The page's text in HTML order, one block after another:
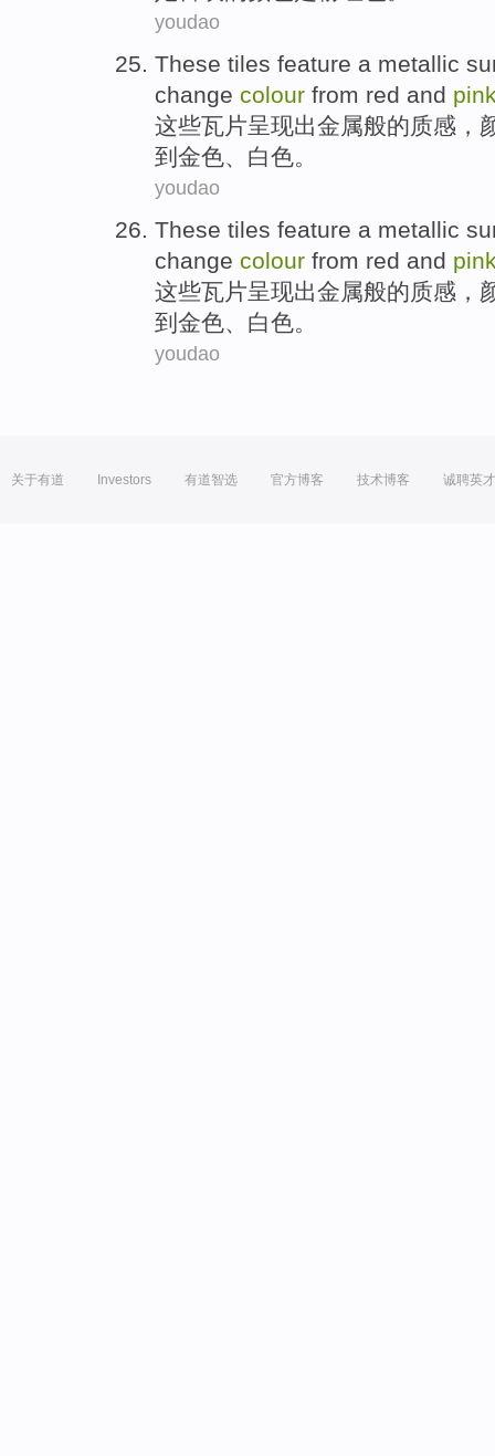
youdao
These tiles feature a metallic
change colour from red and
这些瓦片呈现出金属般的质感 ，
到 金色、 白色。
youdao
These tiles feature a metallic
change colour from red and
这些瓦片呈现出金属般的质感 ，
到 金色、 白色。
youdao
关于有道 Investors 有道智选 官方博客 技术博客 诚聘英才